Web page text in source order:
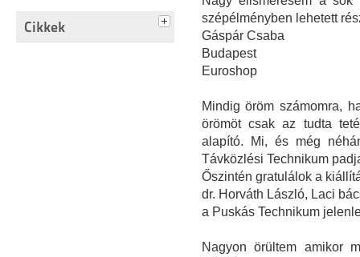
Cikkek
szépélményben lehetett
Gáspár Csaba
Budapest
Euroshop
Mindig öröm számomra,
örömöt csak az tudta
alapító. Mi, és még
Távközlési Technikum
Őszintén gratulálok a
dr. Horváth László, Laci
a Puskás Technikum
Nagyon örültem amikor